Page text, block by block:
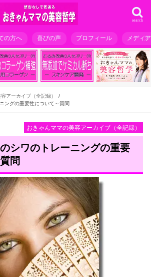
search
の方へ 喜びの声 プロフィール メディ
アーカイブ（全記録）
ングの重要性について～質問
おきゃんママの美容アーカイブ（全記録）
シワのトレーニングの重要
問